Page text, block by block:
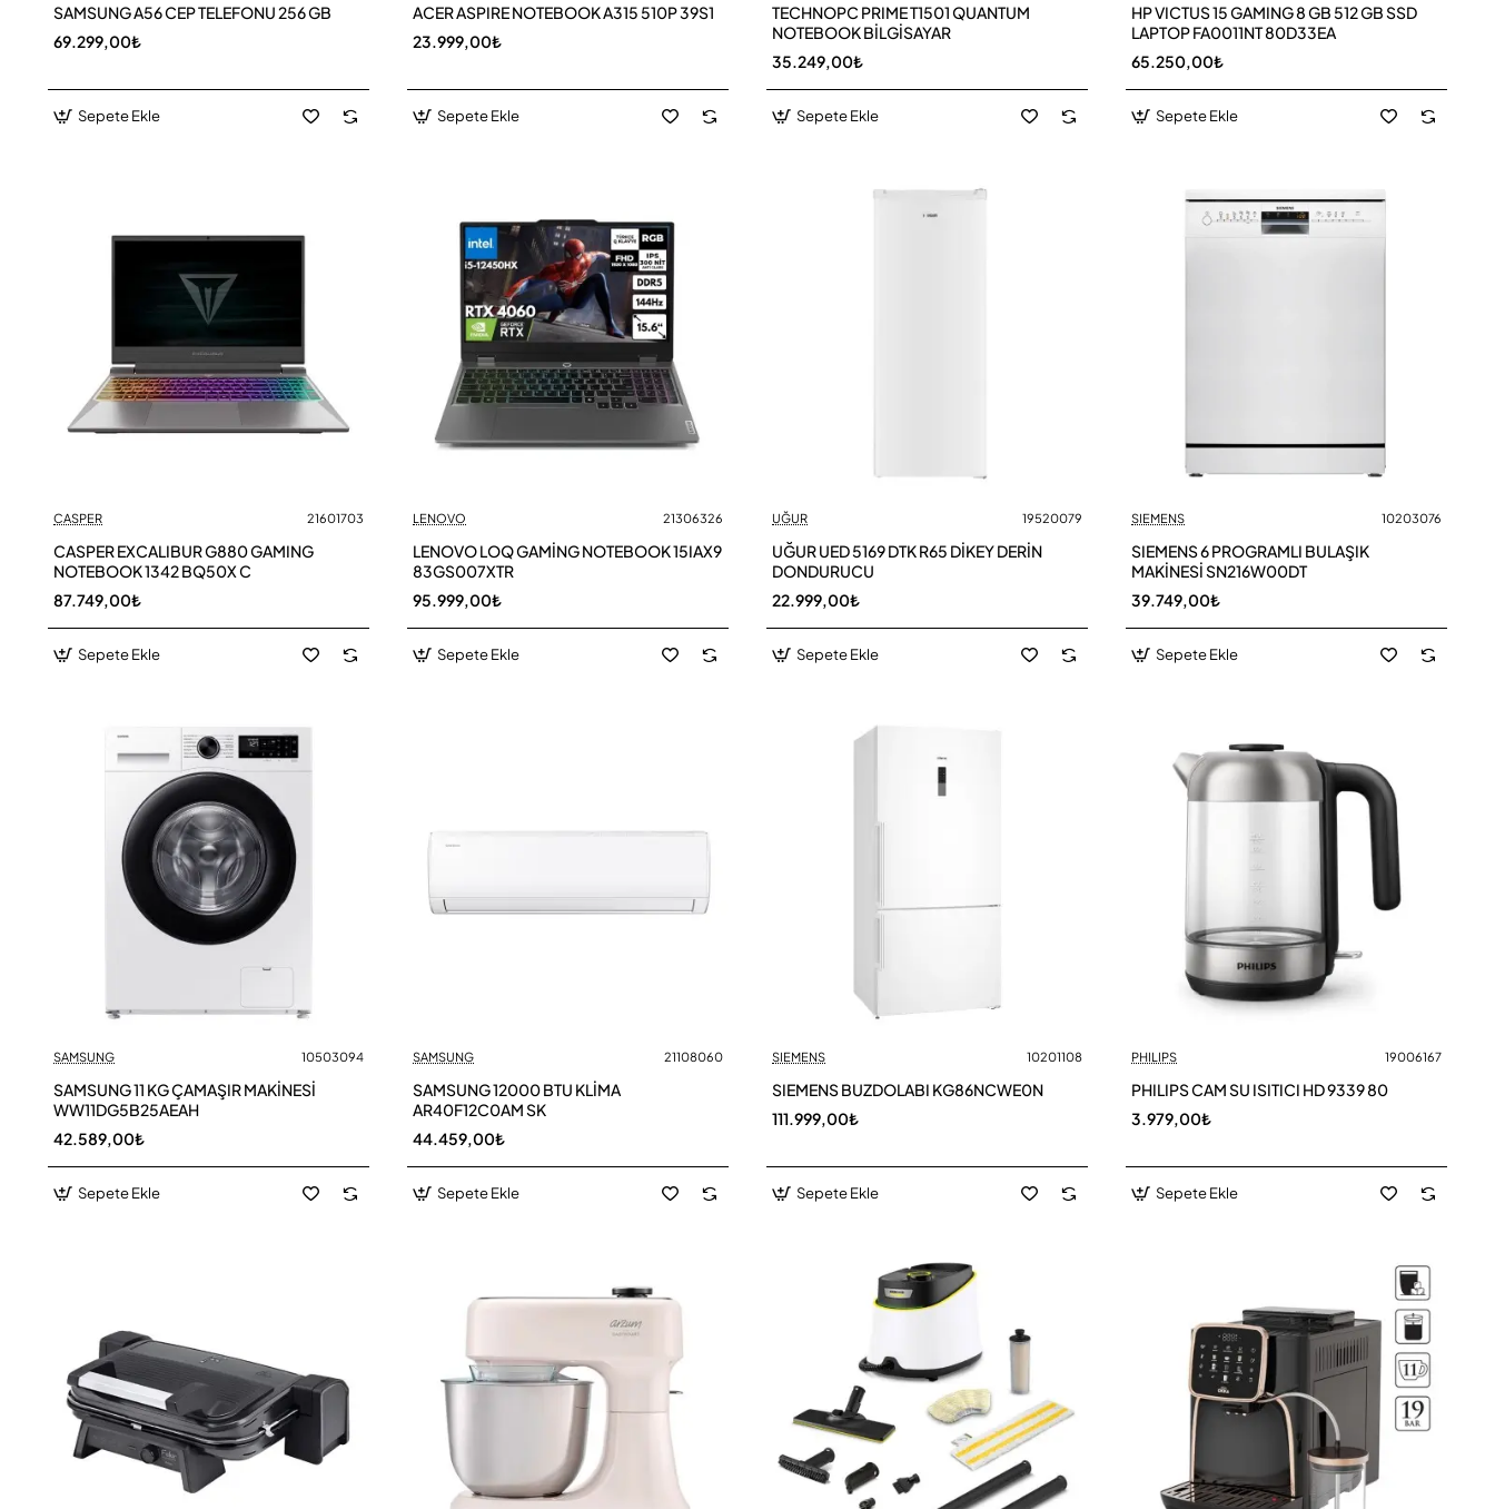
SAMSUNG A56 CEP TELEFONU 256 GB
69.299,00₺
Sepete Ekle
ACER ASPIRE NOTEBOOK A315 510P 39S1
23.999,00₺
Sepete Ekle
TECHNOPC PRIME T1501 QUANTUM
NOTEBOOK BİLGİSAYAR
35.249,00₺
Sepete Ekle
HP VICTUS 15 GAMING 8 GB 512 GB SSD
LAPTOP FA0011NT 80D33EA
65.250,00₺
Sepete Ekle
CASPER 21601703
CASPER EXCALIBUR G880 GAMING
NOTEBOOK 1342 BQ50X C
87.749,00₺
Sepete Ekle
LENOVO 21306326
LENOVO LOQ GAMİNG NOTEBOOK 15IAX9
83GS007XTR
95.999,00₺
Sepete Ekle
UĞUR 19520079
UĞUR UED 5169 DTK R65 DİKEY DERİN
DONDURUCU
22.999,00₺
Sepete Ekle
SIEMENS 10203076
SIEMENS 6 PROGRAMLI BULAŞIK
MAKİNESİ SN216W00DT
39.749,00₺
Sepete Ekle
SAMSUNG 10503094
SAMSUNG 11 KG ÇAMAŞIR MAKİNESİ
WW11DG5B25AEAH
42.589,00₺
Sepete Ekle
SAMSUNG 21108060
SAMSUNG 12000 BTU KLİMA
AR40F12C0AM SK
44.459,00₺
Sepete Ekle
SIEMENS 10201108
SIEMENS BUZDOLABI KG86NCWE0N
111.999,00₺
Sepete Ekle
PHILIPS 19006167
PHILIPS CAM SU ISITICI HD 9339 80
3.979,00₺
Sepete Ekle